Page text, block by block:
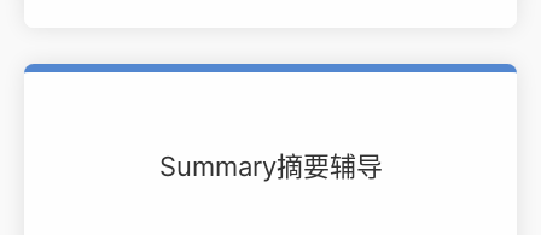
Summary摘要辅导